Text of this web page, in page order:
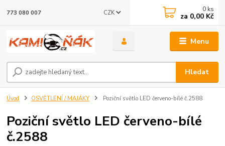
Menu
CZK
Hledat
773 080 007 0 ks
za 0,00 Kč
Úvod OSVĚTLENÍ / MAJÁKY Poziční světlo LED červeno-bílé č.2588
Poziční světlo LED červeno-bílé
č.2588